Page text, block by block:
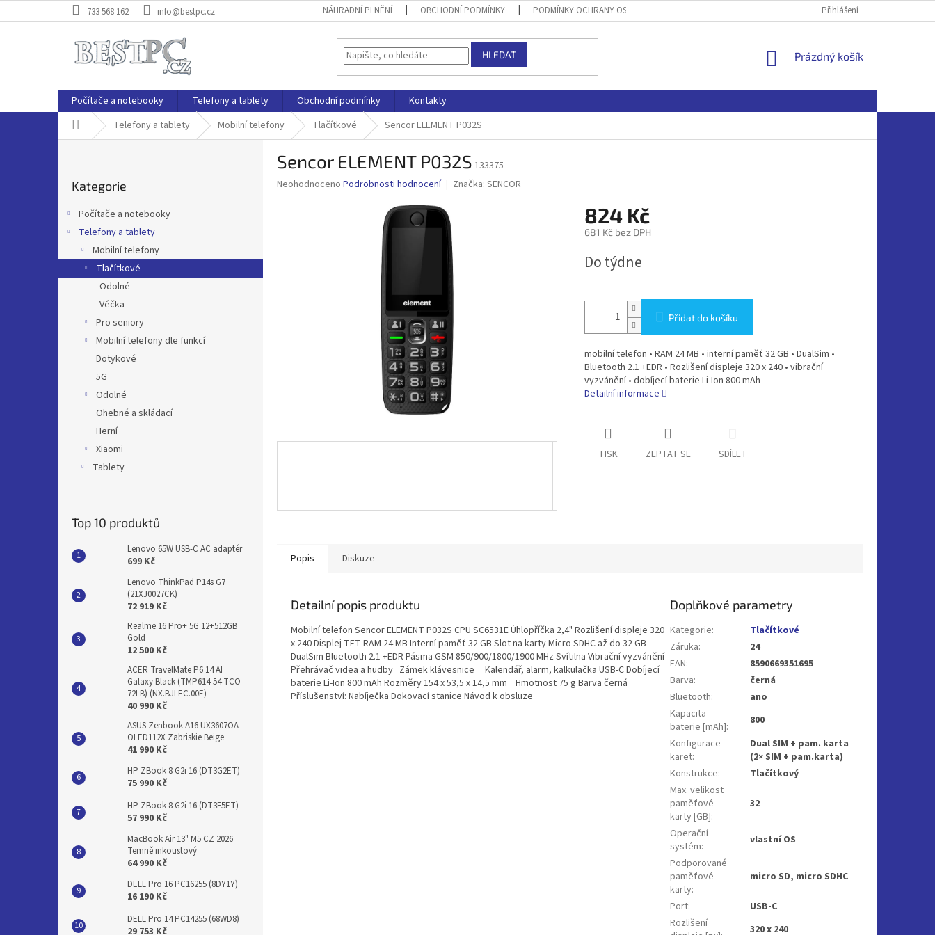
na
733 568 162 info@bestpc.cz NÁHRADNÍ PLNĚNÍ OBCHODNÍ PODMÍNKY PODMÍNKY OCHRANY OSOBNÍCH ÚDAJŮ Přihlášení
HLEDAT
NÁKUPNÍ
Prázdný košík
Počítače a notebooky Telefony a tablety Obchodní podmínky
Kontakty
Domů Telefony a tablety Mobilní telefony Tlačítkové Sencor ELEMENT P032S
kategorie
Kategorie
Počítače a notebooky
Telefony a tablety
Mobilní telefony
Tlačítkové
Odolné
Véčka
Pro seniory
Mobilní telefony dle funkcí
Dotykové
5G
Odolné
Ohebné a skládací
Herní
Xiaomi
Tablety
Top 10 produktů
Lenovo 65W USB-C AC adaptér
699 Kč
Lenovo ThinkPad P14s G7
(21XJ0027CK)
72 919 Kč
Realme 16 Pro+ 5G 12+512GB
Gold
12 500 Kč
ACER TravelMate P6 14 AI
Galaxy Black (TMP614-54-TCO-
72LB) (NX.BJLEC.00E)
40 990 Kč
ASUS Zenbook A16 UX3607OA-
OLED112X Zabriskie Beige
41 990 Kč
HP ZBook 8 G2i 16 (DT3G2ET)
75 990 Kč
HP ZBook 8 G2i 16 (DT3F5ET)
57 990 Kč
MacBook Air 13" M5 CZ 2026
Temně inkoustový
64 990 Kč
DELL Pro 16 PC16255 (8DY1Y)
16 190 Kč
DELL Pro 14 PC14255 (68WD8)
29 753 Kč
Sencor ELEMENT P032S 133375
Průměrné
Neohodnoceno Podrobnosti hodnocení Značka: SENCOR
824 Kč
681 Kč bez DPH
cena:
Do týdne
Přidat do košíku
mobilní telefon • RAM 24 MB • interní paměť 32 GB • DualSim •
Bluetooth 2.1 +EDR • Rozlišení displeje 320 x 240 • vibrační
vyzvánění • dobíjecí baterie Li-Ion 800 mAh
Detailní informace
TISK ZEPTAT SE SDÍLET
Popis Diskuze
Detailní popis produktu
Mobilní telefon Sencor ELEMENT P032S CPU SC6531E Úhlopříčka 2,4" Rozlišení displeje 320
x 240 Displej TFT RAM 24 MB Interní paměť 32 GB Slot na karty Micro SDHC až do 32 GB
DualSim Bluetooth 2.1 +EDR Pásma GSM 850/900/1800/1900 MHz Svítilna Vibrační vyzvánění
Přehrávač videa a hudby Zámek klávesnice Kalendář, alarm, kalkulačka USB-C Dobíjecí
baterie Li-Ion 800 mAh Rozměry 154 x 53,5 x 14,5 mm Hmotnost 75 g Barva černá
Příslušenství: Nabíječka Dokovací stanice Návod k obsluze
Doplňkové parametry
Kategorie:
Tlačítkové
Záruka:
24
EAN:
8590669351695
Barva:
černá
Bluetooth:
ano
Kapacita
baterie [mAh]:
800
Konfigurace
karet:
Dual SIM + pam. karta
(2× SIM + pam.karta)
Konstrukce:
Tlačítkový
Max. velikost
paměťové
karty [GB]:
32
Operační
systém:
vlastní OS
Podporované
paměťové
karty:
micro SD, micro SDHC
Port:
USB-C
Rozlišení
320 x 240